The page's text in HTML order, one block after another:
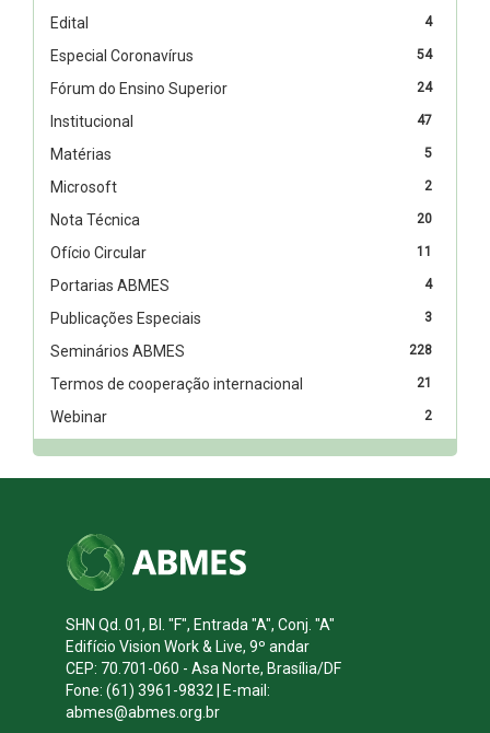
4
Edital
54
Especial Coronavírus
24
Fórum do Ensino Superior
47
Institucional
5
Matérias
2
Microsoft
20
Nota Técnica
11
Ofício Circular
4
Portarias ABMES
3
Publicações Especiais
228
Seminários ABMES
21
Termos de cooperação internacional
2
Webinar
SHN Qd. 01, Bl. "F", Entrada "A", Conj. "A"
Edifício Vision Work & Live, 9º andar
CEP: 70.701-060 - Asa Norte, Brasília/DF
Fone: (61) 3961-9832 | E-mail:
abmes@abmes.org.br